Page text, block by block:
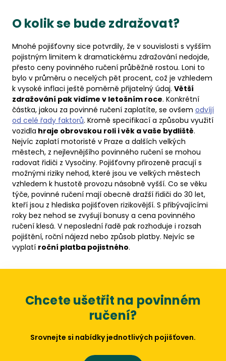
O kolik se bude zdražovat?
Mnohé pojišťovny sice potvrdily, že v souvislosti s vyšším
pojistným limitem k dramatickému zdražování nedojde,
přesto ceny povinného ručení průběžně rostou. Loni to
bylo v průměru o necelých pět procent, což je vzhledem
k vysoké inflaci ještě poměrně přijatelný údaj. Větší
zdražování pak vidíme v letošním roce. Konkrétní
částka, jakou za povinné ručení zaplatíte, se ovšem odvíjí
od celé řady faktorů. Kromě specifikací a způsobu využití
vozidla hraje obrovskou roli i věk a vaše bydliště.
Nejvíc zaplatí motoristé v Praze a dalších velkých
městech, z nejlevnějšího povinného ručení se mohou
radovat řidiči z Vysočiny. Pojišťovny přirozeně pracují s
možnými riziky nehod, které jsou ve velkých městech
vzhledem k hustotě provozu násobně vyšší. Co se věku
týče, povinné ručení mají obecně dražší řidiči do 30 let,
kteří jsou z hlediska pojišťoven rizikovější. S přibývajícími
roky bez nehod se zvyšují bonusy a cena povinného
ručení klesá. V neposlední řadě pak rozhoduje i rozsah
pojištění, roční nájezd nebo způsob platby. Nejvíc se
vyplatí roční platba pojistného.
Chcete ušetřit na povinném
ručení?
Srovnejte si nabídky jednotlivých pojišťoven.